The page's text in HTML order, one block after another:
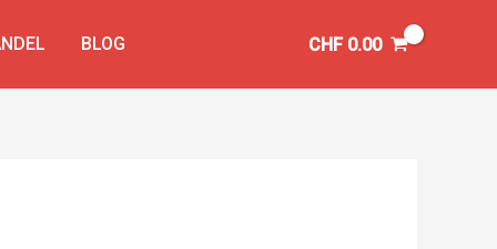
BLOG CHF0.00